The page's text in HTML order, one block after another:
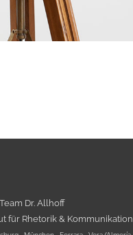
Dr. Allhoff
für Rhetorik & Kommunikation